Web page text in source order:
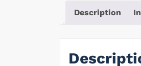
Description